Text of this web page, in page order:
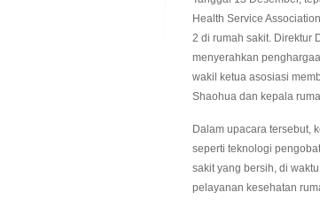
Health Service
2 di rumah sakit. Direktur
menyerahkan
wakil ketua asosiasi
Shaohua dan kepala
Dalam upacara tersebut,
seperti teknologi
sakit yang bersih, di
pelayanan kesehatan